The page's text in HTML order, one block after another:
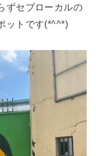
ずセブローカルの
ットです(*^^*)